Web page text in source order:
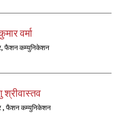
वर्मा
फैशन कम्युनिकेशन
श्रीवास्तव
, फैशन कम्युनिकेशन